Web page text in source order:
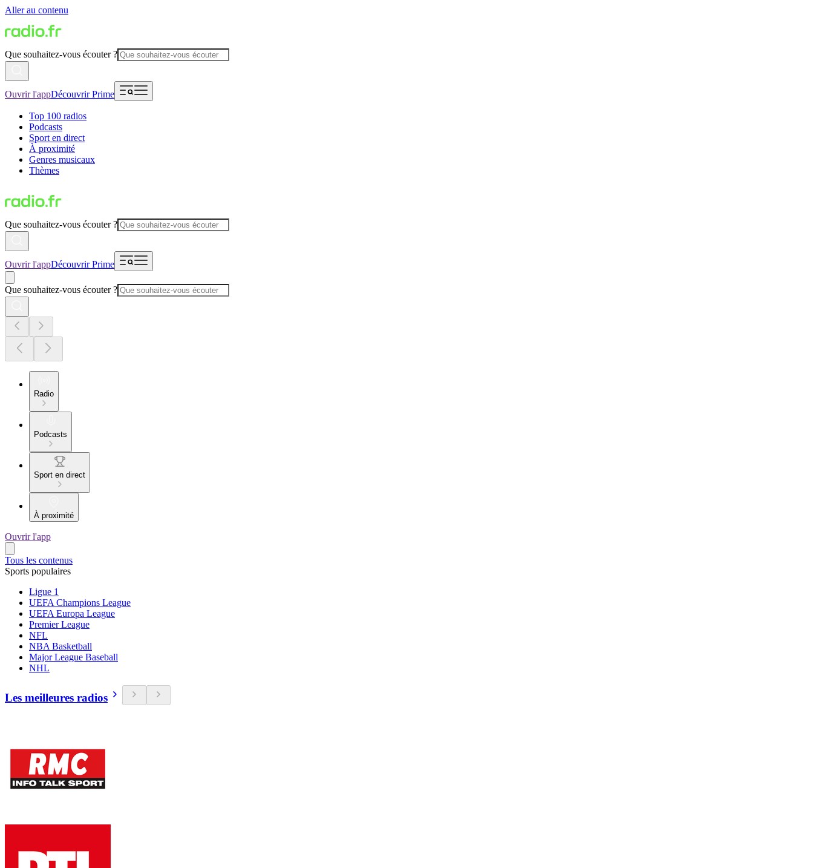
Aller au contenu
Que souhaitez-vous écouter ?
Ouvrir l'appDécouvrir Prime
Top 100 radios
Podcasts
Sport en direct
À proximité
Genres musicaux
Thèmes
Que souhaitez-vous écouter ?
Ouvrir l'appDécouvrir Prime
Que souhaitez-vous écouter ?
Radio
Podcasts
Sport en direct
À proximité
Ouvrir l'app
Tous les contenus
Sports populaires
Ligue 1
UEFA Champions League
UEFA Europa League
Premier League
NFL
NBA Basketball
Major League Baseball
NHL
Les meilleures radios